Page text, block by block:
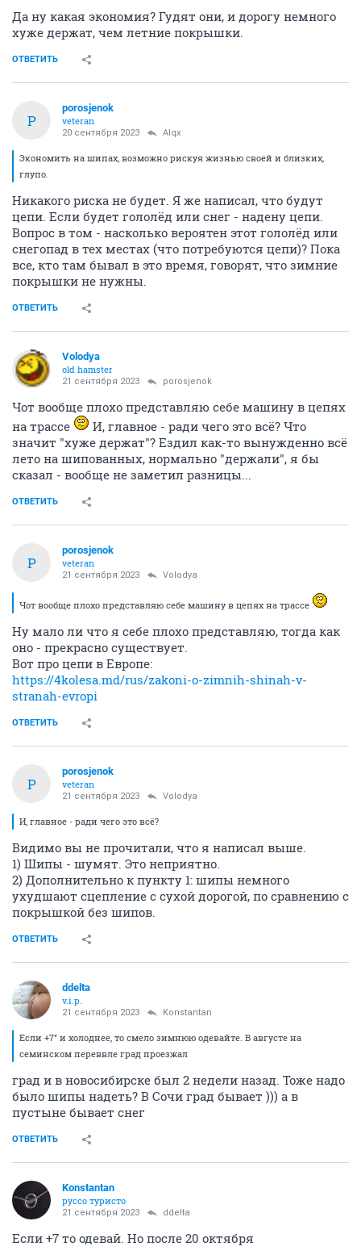
Да ну какая экономия? Гудят они, и дорогу немного
хуже держат, чем летние покрышки.
ОТВЕТИТЬ
P
porosjenok
veteran
20 сентября 2023 Alqx
Экономить на шипах, возможно рискуя жизнью своей и близких,
глупо.
Никакого риска не будет. Я же написал, что будут
цепи. Если будет гололёд или снег - надену цепи.
Вопрос в том - насколько вероятен этот гололёд или
снегопад в тех местах (что потребуются цепи)? Пока
все, кто там бывал в это время, говорят, что зимние
покрышки не нужны.
ОТВЕТИТЬ
Volodya
old hamster
21 сентября 2023 porosjenok
Чот вообще плохо представляю себе машину в цепях
на трассе
И, главное - ради чего это всё? Что
значит "хуже держат"? Ездил как-то вынужденно всё
лето на шипованных, нормально "держали", я бы
сказал - вообще не заметил разницы...
ОТВЕТИТЬ
P
porosjenok
veteran
21 сентября 2023 Volodya
Чот вообще плохо представляю себе машину в цепях на трассе
Ну мало ли что я себе плохо представляю, тогда как
оно - прекрасно существует.
Вот про цепи в Европе:
https://4kolesa.md/rus/zakoni-o-zimnih-shinah-v-
stranah-evropi
ОТВЕТИТЬ
P
porosjenok
veteran
21 сентября 2023 Volodya
И, главное - ради чего это всё?
Видимо вы не прочитали, что я написал выше.
1) Шипы - шумят. Это неприятно.
2) Дополнительно к пункту 1: шипы немного
ухудшают сцепление с сухой дорогой, по сравнению с
покрышкой без шипов.
ОТВЕТИТЬ
ddelta
v.i.p.
21 сентября 2023 Konstantan
Если +7° и холоднее, то смело зимнюю одевайте. В августе на
семинском переввле град проезжал
град и в новосибирске был 2 недели назад. Тоже надо
было шипы надеть? В Сочи град бывает ))) а в
пустыне бывает снег
ОТВЕТИТЬ
Konstantan
руссо туристо
21 сентября 2023 ddelta
Если +7 то одевай. Но после 20 октября